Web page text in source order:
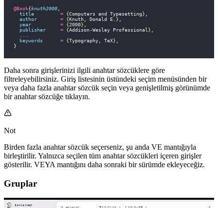
@Book{knuth2000
  title
         =
{Computers and Typesetting}
  author
        =
{Knuth, Donald E. }
  year
          =
{2000}
  publisher
     =
{Addison-Wesley Professional }
  keywords
      =
{Typography, TeX}
}
Daha sonra girişlerinizi ilgili anahtar sözcüklere göre
filtreleyebilirsiniz. Giriş listesinin üstündeki seçim menüsünden bir
veya daha fazla anahtar sözcük seçin veya genişletilmiş görünümde
bir anahtar sözcüğe tıklayın.
Not
Birden fazla anahtar sözcük seçerseniz, şu anda VE mantığıyla
birleştirilir. Yalnızca seçilen tüm anahtar sözcükleri içeren girişler
gösterilir. VEYA mantığını daha sonraki bir sürümde ekleyeceğiz.
Gruplar